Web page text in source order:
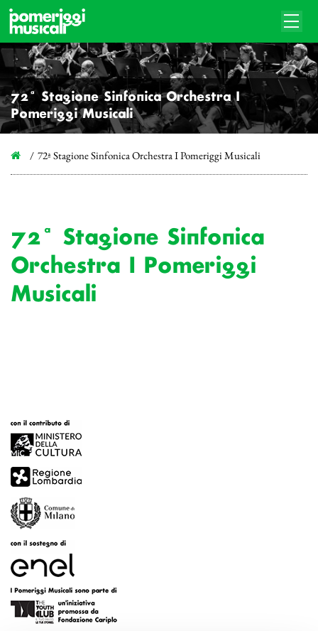
72ª Stagione Sinfonica Orchestra I
Pomeriggi Musicali
72ª Stagione Sinfonica Orchestra I Pomeriggi Musicali
72ª Stagione Sinfonica
Orchestra I Pomeriggi
Musicali